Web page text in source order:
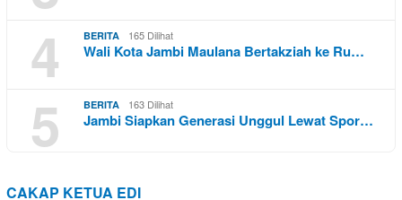
4 BERITA 165 Dilihat
Wali Kota Jambi Maulana Bertakziah ke Ru…
5 BERITA 163 Dilihat
Jambi Siapkan Generasi Unggul Lewat Spor…
CAKAP KETUA EDI